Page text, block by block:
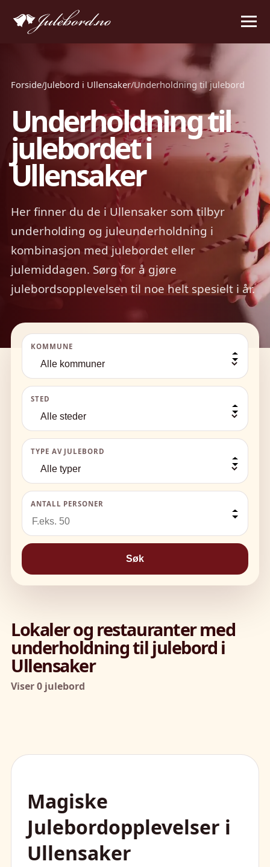
Forside/Julebord i Ullensaker/Underholdning til julebord
Underholdning til
julebordet i
Ullensaker
Her finner du de i Ullensaker som tilbyr
underholding og juleunderholdning i
kombinasjon med julebordet eller
julemiddagen. Sørg for å gjøre
julebordsopplevelsen til noe helt spesielt i år.
KOMMUNE
STED
TYPE AV JULEBORD
ANTALL PERSONER
Søk
Lokaler og restauranter med
underholdning til julebord i
Ullensaker
Viser 0 julebord
Magiske
Julebordopplevelser i
Ullensaker